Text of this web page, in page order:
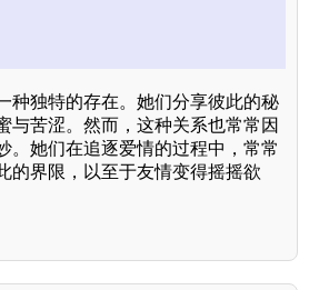
种独特的存在。她们分享彼此的秘
与苦涩。然而，这种关系也常常因
。她们在追逐爱情的过程中，常常
的界限，以至于友情变得摇摇欲